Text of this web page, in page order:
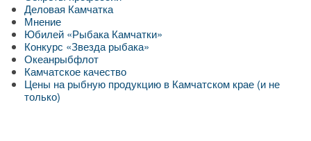
Деловая Камчатка
Мнение
Юбилей «Рыбака Камчатки»
Конкурс «Звезда рыбака»
Океанрыбфлот
Камчатское качество
Цены на рыбную продукцию в Камчатском крае (и не
только)